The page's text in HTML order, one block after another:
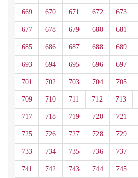
669 670 671 672 673
677 678 679 680 681
685 686 687 688 689
693 694 695 696 697
701 702 703 704 705
709 710 711 712 713
717 718 719 720 721
725 726 727 728 729
733 734 735 736 737
741 742 743 744 745